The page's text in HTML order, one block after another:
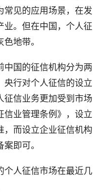
常见的应用场景，在发
业。但在中国，个人征
地带。
国的征信机构分为两
央行对个人征信的设立
征信业务更加受到市场
信业管理条例》，设立
，而设立企业征信机构
即可。
人征信市场在最近几